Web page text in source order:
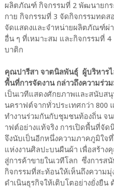
ผลิตภัณฑ์ กิจกรรมที่ 2 พัฒนายก
กาย กิจกรรมที่ 3 จัดกิจกรรมทด
จัดแสดงและจำหน่ายผลิตภัณฑ์ผ่
อื่น ๆ ที่เหมาะสม และกิจกรรมที่
บาติก
คุณปารีสา จาตนิลพันธุ์ ผู้บริหาร
พื้นที่การจัดงาน กล่าวถึงความร่ว
เป็นเวทีแสดงศักยภาพและสนับส
นคราฟต์จากทั่วประเทศกว่า
ทำงานร่วมกันกับชุมชนท้องถิ่น จ
าฟต์อย่างแท้จริง การเปิดพื้นที่จัด
จึงนับเป็นอีกหนึ่งความภาคภูมิใ
แห่งงานศิลปะบนผืนผ้า เพื่อสร้า
สู่การค้าขายในเวทีโลก ซึ่งการส
กิจกรรมที่สะท้อนให้เห็นถึงความ
ดำเนินธุรกิจให้เติบโตอย่างยั่งยืน